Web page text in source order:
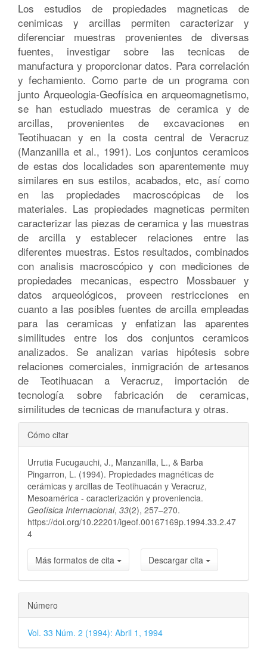
Los estudios de propiedades magneticas de
cenimicas y arcillas permiten caracterizar y
diferenciar muestras provenientes de diversas
fuentes, investigar sobre las tecnicas de
manufactura y proporcionar datos. Para correlación
y fechamiento. Como parte de un programa con
junto Arqueologia-Geofísica en arqueomagnetismo,
se han estudiado muestras de ceramica y de
arcillas, provenientes de excavaciones en
Teotihuacan y en la costa central de Veracruz
(Manzanilla et al., 1991). Los conjuntos ceramicos
de estas dos localidades son aparentemente muy
similares en sus estilos, acabados, etc, así como
en las propiedades macroscópicas de los
materiales. Las propiedades magneticas permiten
caracterizar las piezas de ceramica y las muestras
de arcilla y establecer relaciones entre las
diferentes muestras. Estos resultados, combinados
con analisis macroscópico y con mediciones de
propiedades mecanicas, espectro Mossbauer y
datos arqueológicos, proveen restricciones en
cuanto a las posibles fuentes de arcilla empleadas
para las ceramicas y enfatizan las aparentes
similitudes entre los dos conjuntos ceramicos
analizados. Se analizan varias hipótesis sobre
relaciones comerciales, inmigración de artesanos
de Teotihuacan a Veracruz, importación de
tecnología sobre fabricación de ceramicas,
similitudes de tecnicas de manufactura y otras.
Detalles
del
artículo
Cómo citar
Urrutia Fucugauchi, J., Manzanilla, L., & Barba
Pingarron, L. (1994). Propiedades magnéticas de
cerámicas y arcillas de Teotihuacán y Veracruz,
Mesoamérica - caracterización y proveniencia.
Geofísica Internacional, 33(2), 257–270.
https://doi.org/10.22201/igeof.00167169p.1994.33.2.47
4
Más formatos de cita Descargar cita
Número
Vol. 33 Núm. 2 (1994): Abril 1, 1994